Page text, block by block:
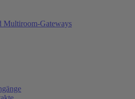
Multiroom-Gateways